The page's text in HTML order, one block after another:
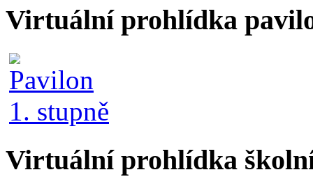
Virtuální prohlídka
Virtuální prohlídka